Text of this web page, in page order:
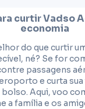
curtirVadso
economia
do que curtir
né? Se for
passagens
e curta sua
Aqui, voo
a família e os